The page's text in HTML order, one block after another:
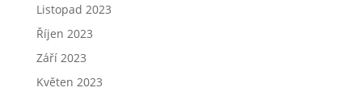
Listopad 2023
Říjen 2023
Září 2023
Květen 2023